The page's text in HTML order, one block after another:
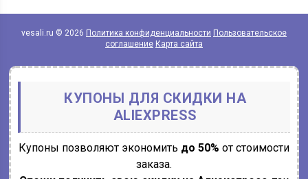
vesali.ru © 2026 Политика конфиденциальности Пользовательское
соглашение Карта сайта
КУПОНЫ ДЛЯ СКИДКИ НА
ALIEXPRESS
Купоны позволяют экономить до 50% от стоимости
заказа.